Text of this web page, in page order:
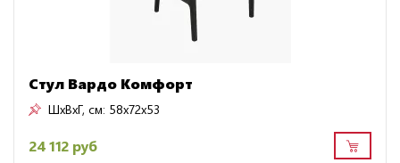
Стул Вардо Комфорт
ШxВxГ, см: 58x72x53
24 112 руб